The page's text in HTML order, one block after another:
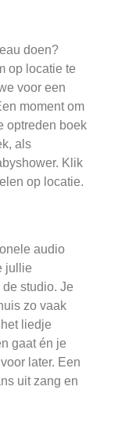
doen?
op locatie te
voor een
moment om
optreden boek
als
Klik
op locatie.
audio
jullie
studio. Je
zo vaak
liedje
gaat én je
later. Een
uit zang en